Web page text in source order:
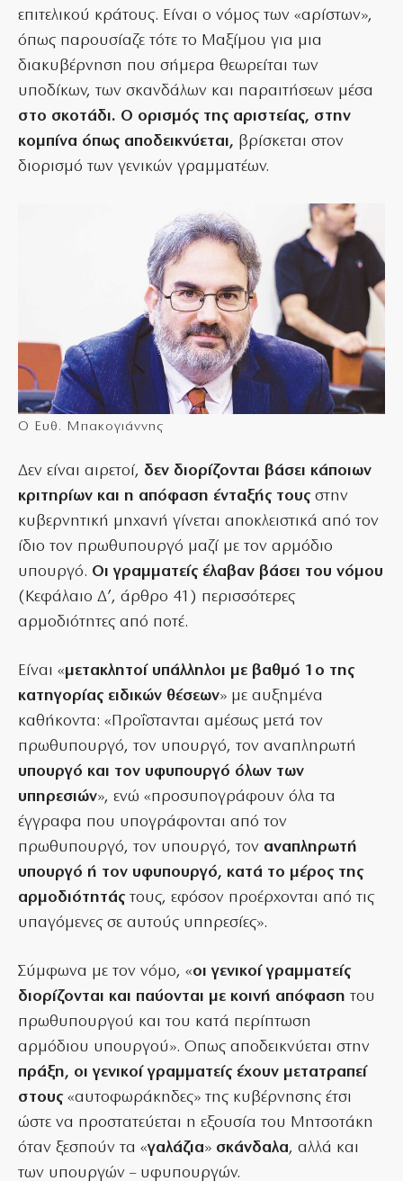
επιτελικού κράτους. Είναι ο νόμος των «αρίστων»,
όπως παρουσίαζε τότε το Μαξίμου για μια
διακυβέρνηση που σήμερα θεωρείται των
υποδίκων, των σκανδάλων και παραιτήσεων μέσα
στο σκοτάδι. Ο ορισμός της αριστείας, στην
κομπίνα όπως αποδεικνύεται, βρίσκεται στον
διορισμό των γενικών γραμματέων.
Ο Ευθ. Μπακογιάννης
Δεν είναι αιρετοί, δεν διορίζονται βάσει κάποιων
κριτηρίων και η απόφαση ένταξής τους στην
κυβερνητική μηχανή γίνεται αποκλειστικά από τον
ίδιο τον πρωθυπουργό μαζί με τον αρμόδιο
υπουργό. Οι γραμματείς έλαβαν βάσει του νόμου
(Κεφάλαιο Δ’, άρθρο 41) περισσότερες
αρμοδιότητες από ποτέ.
Είναι «μετακλητοί υπάλληλοι με βαθμό 1ο της
κατηγορίας ειδικών θέσεων» με αυξημένα
καθήκοντα: «Προΐστανται αμέσως μετά τον
πρωθυπουργό, τον υπουργό, τον αναπληρωτή
υπουργό και τον υφυπουργό όλων των
υπηρεσιών», ενώ «προσυπογράφουν όλα τα
έγγραφα που υπογράφονται από τον
πρωθυπουργό, τον υπουργό, τον αναπληρωτή
υπουργό ή τον υφυπουργό, κατά το μέρος της
αρμοδιότητάς τους, εφόσον προέρχονται από τις
υπαγόμενες σε αυτούς υπηρεσίες».
Σύμφωνα με τον νόμο, «οι γενικοί γραμματείς
διορίζονται και παύονται με κοινή απόφαση του
πρωθυπουργού και του κατά περίπτωση
αρμόδιου υπουργού». Οπως αποδεικνύεται στην
πράξη, οι γενικοί γραμματείς έχουν μετατραπεί
στους «αυτοφωράκηδες» της κυβέρνησης έτσι
ώστε να προστατεύεται η εξουσία του Μητσοτάκη
όταν ξεσπούν τα «γαλάζια» σκάνδαλα, αλλά και
των υπουργών – υφυπουργών.